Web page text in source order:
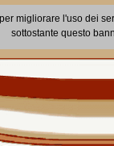
migliorare l'uso dei
sottostante questo